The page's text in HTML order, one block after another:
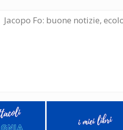
Jacopo Fo: buone notizie,